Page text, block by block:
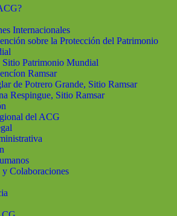
Internacionales
sobre la Protección del Patrimonio
Patrimonio Mundial
Ramsar
de Potrero Grande, Sitio Ramsar
Respingue, Sitio Ramsar
del ACG
Colaboraciones